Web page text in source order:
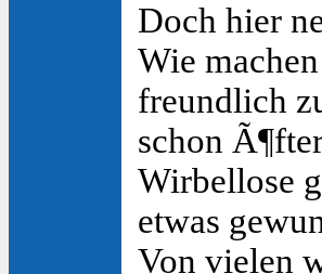
Doch hier
Wie
freundlich
schon
Wirbellose
etwas
Von vielen